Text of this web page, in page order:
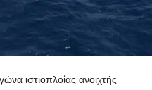
ιστιοπλοΐας ανοιχτής